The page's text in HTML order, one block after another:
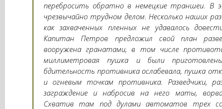
перебросить обратно в немецкие траншеи. В
чрезвычайно трудном делом. Несколько наших
как захваченных пленных не удавалось
Капитан Петров предложил свой план
вооружена гранатами, в том числе
миллиметровая пушка и были
бдительность противника ослабевала, пушка
и огневым точкам противника. Разведчики,
заграждение и набросив на него маты,
Схватив там под дулами автоматов трех